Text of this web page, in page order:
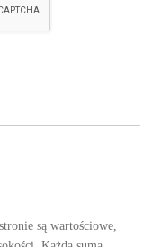
są wartościowe,